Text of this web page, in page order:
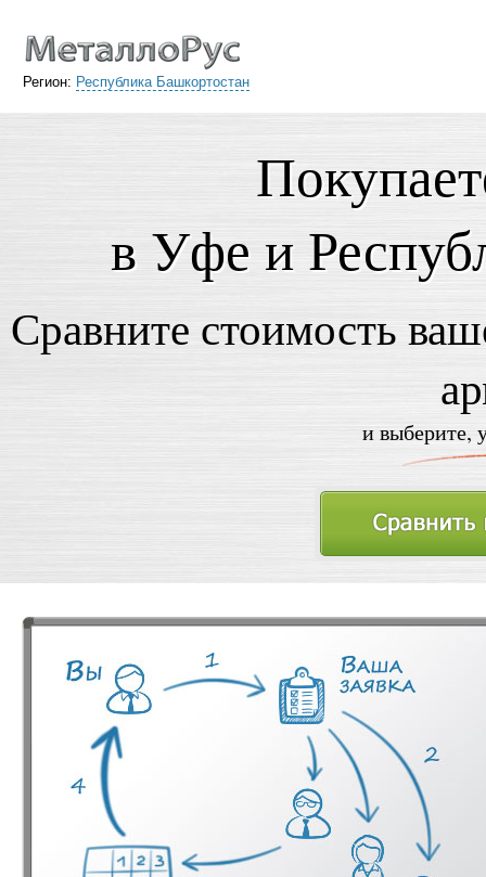
Регион: Республика Башкортостан
в Уфе и
Сравните стоимость
и выберите,